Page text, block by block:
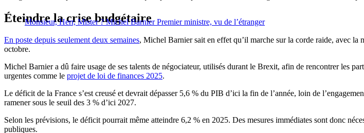
Monsieur, Herr, Mister ? Michel Barnier Premier ministre, vu de l’étranger
Éteindre la crise budgétaire
En poste depuis seulement deux semaines, Michel Barnier sait en effet qu’il marche sur la corde raide, avec la
octobre.
Michel Barnier a dû faire usage de ses talents de négociateur, utilisés durant le Brexit, afin de rencontrer les
urgentes comme le projet de loi de finances 2025.
Le déficit de la France s’est creusé et devrait dépasser 5,6 % du PIB d’ici la fin de l’année, loin de
ramener sous le seuil des 3 % d’ici 2027.
Selon les prévisions, le déficit pourrait même atteindre 6,2 % en 2025. Des mesures immédiates sont donc
publiques.